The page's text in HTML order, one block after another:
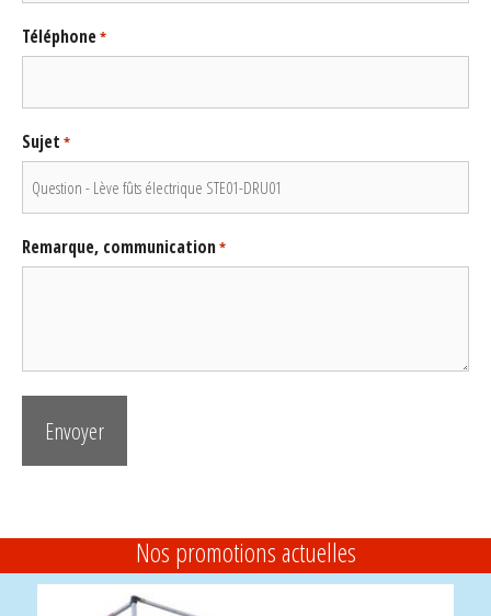
Téléphone*
Sujet *
Remarque, communication*
Nos promotions actuelles